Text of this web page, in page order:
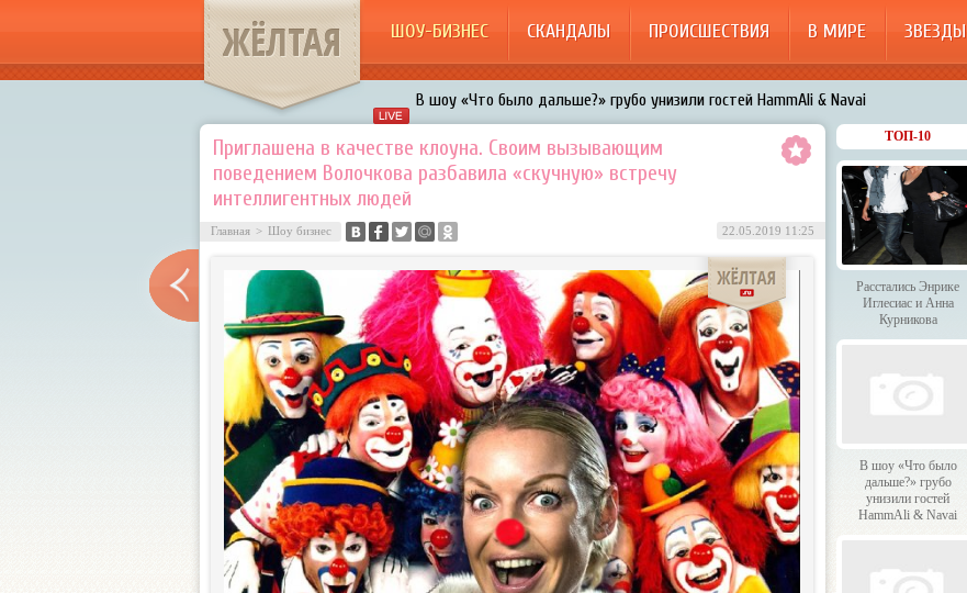
ЖЁЛТАЯ ШОУ-БИЗНЕС СКАНДАЛЫ ПРОИСШЕСТВИЯ В МИРЕ ЗВЕЗДЫ
В шоу «Что было дальше?» грубо унизили гостей HammAli & Navai
Авербух зарождает в Бузовой новый комплекс на «Ледниковом периоде»
«Мужик на 200%»: Тарзан признался, что изменил Королёвой с любовницами-
Расстались Энрике Иглесиас и Анна Курникова
Приглашена в качестве клоуна. Своим вызывающим
поведением Волочкова разбавила «скучную» встречу
интеллигентных людей
Главная > Шоу бизнес 22.05.2019 11:25
ТОП-10
Расстались Энрике
Иглесиас и Анна
Курникова
В шоу «Что было
дальше?» грубо
унизили гостей
HammAli & Navai